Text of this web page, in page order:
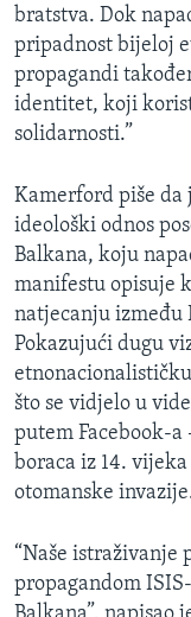
bratstva. Dok
pripadnost bijeloj
propagandi
identitet, koji
solidarnosti.”
Kamerford piše da
ideološki odnos
Balkana, koju
manifestu opisuje
natjecanju između
Pokazujući dugu
što se vidjelo u
putem Facebook-
boraca iz 14.
otomanske
“Naše istraživanje
propagandom